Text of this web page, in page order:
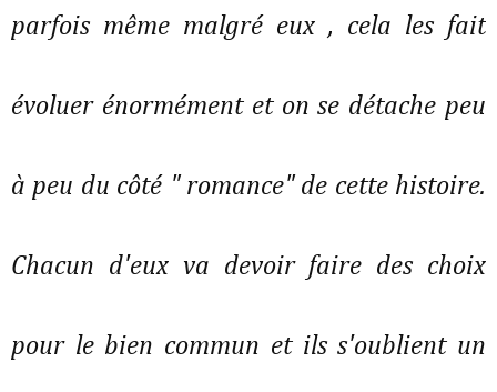
parfois même malgré eux , cela les fait
évoluer énormément et on se détache peu
à peu du côté " romance" de cette histoire.
Chacun d'eux va devoir faire des choix
pour le bien commun et ils s'oublient un